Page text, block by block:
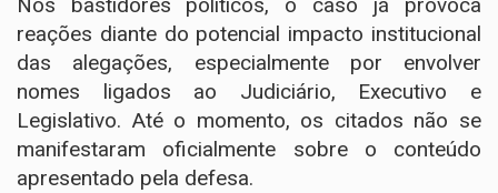
Nos bastidores políticos, o caso já provoca
reações diante do potencial impacto institucional
das alegações, especialmente por envolver
nomes ligados ao Judiciário, Executivo e
Legislativo. Até o momento, os citados não se
manifestaram oficialmente sobre o conteúdo
apresentado pela defesa.